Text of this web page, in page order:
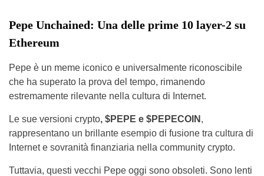
Pepe Unchained: Una delle prime 10 layer-2 su
Ethereum
Pepe è un meme iconico e universalmente riconoscibile
che ha superato la prova del tempo, rimanendo
estremamente rilevante nella cultura di Internet.
Le sue versioni crypto, $PEPE e $PEPECOIN ,
rappresentano un brillante esempio di fusione tra cultura di
Internet e sovranità finanziaria nella community crypto.
Tuttavia, questi vecchi Pepe oggi sono obsoleti. Sono lenti